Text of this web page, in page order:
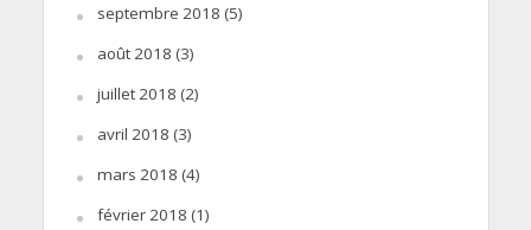
septembre 2018 (5)
août 2018 (3)
juillet 2018 (2)
avril 2018 (3)
mars 2018 (4)
février 2018 (1)